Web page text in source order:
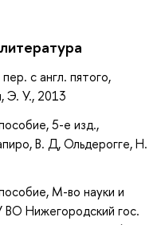
с англ. пятого,
Э. У., 2013
5-е изд.,
В. Д, Ольдерогге, Н.
М-во науки и
Нижегородский гос.